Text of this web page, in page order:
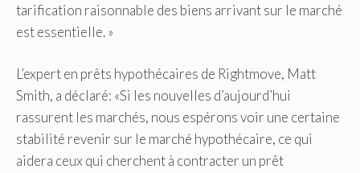
tarification raisonnable des biens arrivant sur le marché
est essentielle. »
L’expert en prêts hypothécaires de Rightmove, Matt
Smith, a déclaré: «Si les nouvelles d’aujourd’hui
rassurent les marchés, nous espérons voir une certaine
stabilité revenir sur le marché hypothécaire, ce qui
aidera ceux qui cherchent à contracter un prêt